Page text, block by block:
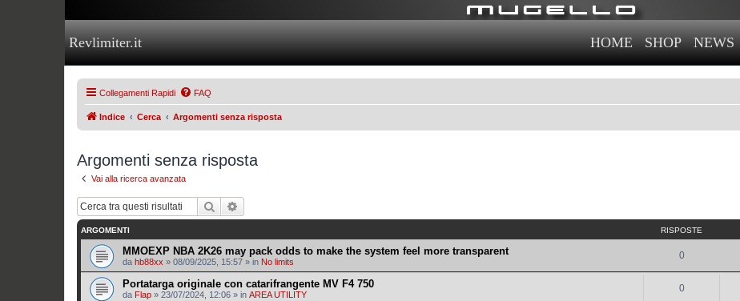
Revlimiter.it HOME SHOP NEWS
Collegamenti Rapidi FAQ
Indice Cerca Argomenti senza risposta
Argomenti senza risposta
Vai alla ricerca avanzata
Cerca
ARGOMENTI RISPOSTE
MMOEXP NBA 2K26 may pack odds to make the system feel more transparent
da hb88xx » 08/09/2025, 15:57 » in No limits
0
Portatarga originale con catarifrangente MV F4 750
da Flap » 23/07/2024, 12:06 » in AREA UTILITY
0